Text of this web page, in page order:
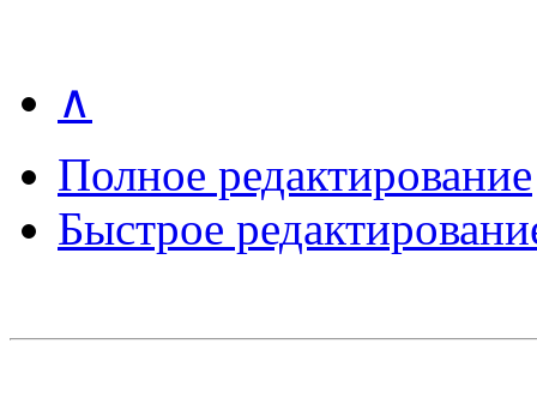
∧
Полное редактирование
Быстрое